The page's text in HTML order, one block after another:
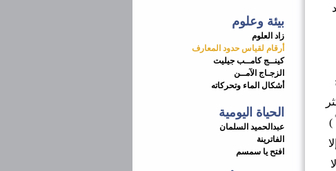
بيئة وعلوم
زاد العلوم
أرقام لقياس حدود المعارف
كينــج كامــب جيليت
الزجـاج الآمــن
أشكال الماء وتحركاته
الحياة اليومية
عبدالحميد السلمان
الفاترينة
افتح يا سمسم
)